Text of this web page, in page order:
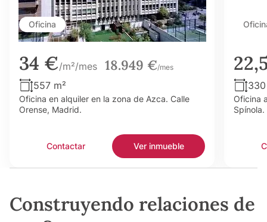
Oficina
34 €/m²/mes 18.949 €/mes
557 m²
Oficina en alquiler en la zona de Azca. Calle
Orense, Madrid.
Contactar Ver inmueble
Oficina
Spínola.
Construyendo relaciones de